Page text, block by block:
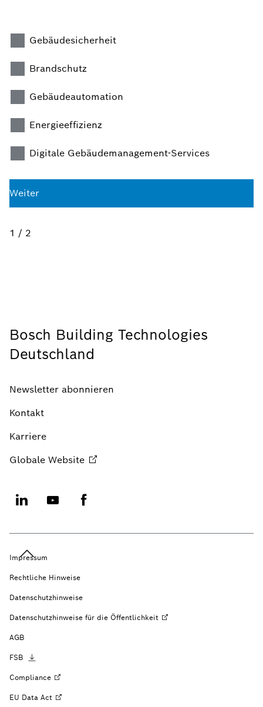
Gebäudesicherheit
Brandschutz
Gebäudeautomation
Energieeffizienz
Digitale Gebäudemanagement-Services
Weiter
1 / 2
Bosch Building Technologies
Deutschland
Newsletter abonnieren
Kontakt
Karriere
Globale Website
Impressum
Rechtliche Hinweise
Datenschutzhinweise
Datenschutzhinweise für die Öffentlichkeit
AGB
FSB
Compliance
EU Data Act